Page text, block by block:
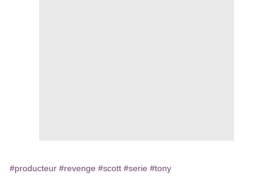
#producteur #revenge #scott #serie #tony